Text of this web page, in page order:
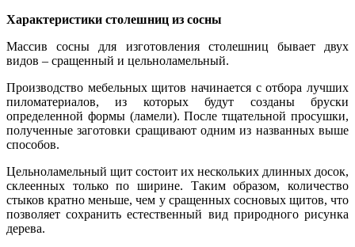
Характеристики столешниц из сосны
Массив сосны для изготовления столешниц бывает двух
видов – сращенный и цельноламельный.
Производство мебельных щитов начинается с отбора лучших
пиломатериалов, из которых будут созданы бруски
определенной формы (ламели). После тщательной просушки,
полученные заготовки сращивают одним из названных выше
способов.
Цельноламельный щит состоит их нескольких длинных досок,
склеенных только по ширине. Таким образом, количество
стыков кратно меньше, чем у сращенных сосновых щитов, что
позволяет сохранить естественный вид природного рисунка
дерева.